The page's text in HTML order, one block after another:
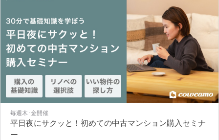
毎週木･金開催
平日夜にサクッと！初めての中古マンション購入セミナ
ー